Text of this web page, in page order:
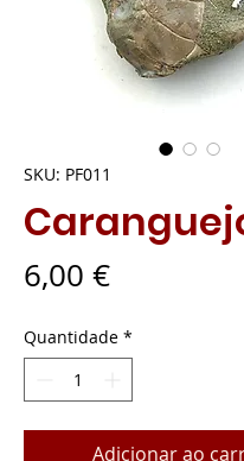
SKU: PF011
6,00 €Preço
Quantidade *
Adicionar ao